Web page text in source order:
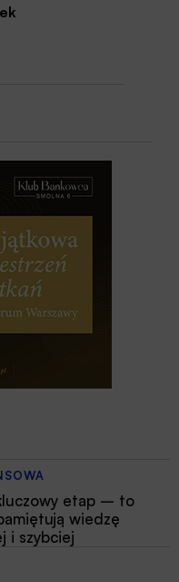
etap – to
wiedzę
i szybciej